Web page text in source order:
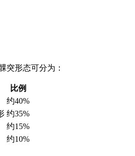
突形态可分为：
比例
约40%
约35%
约15%
约10%